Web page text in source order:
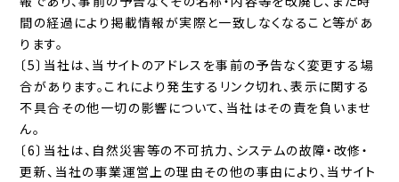
間の経過により掲載情報が実際と一致しなくなること等があ
ります。
〔5〕当社は、当サイトのアドレスを事前の予告なく変更する場
合があります。これにより発生するリンク切れ、表示に関する
不具合その他一切の影響について、当社はその責を負いませ
ん。
〔6〕当社は、自然災害等の不可抗力、システムの故障・改修・
更新、当社の事業運営上の理由その他の事由により、当サイト